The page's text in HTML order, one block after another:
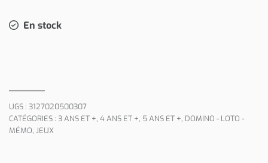
En stock
UGS : 3127020500307
CATÉGORIES : 3 ANS ET +, 4 ANS ET +, 5 ANS ET +, DOMINO - LOTO -
MÉMO, JEUX